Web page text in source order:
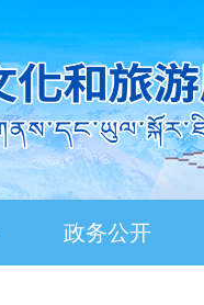
政务公开